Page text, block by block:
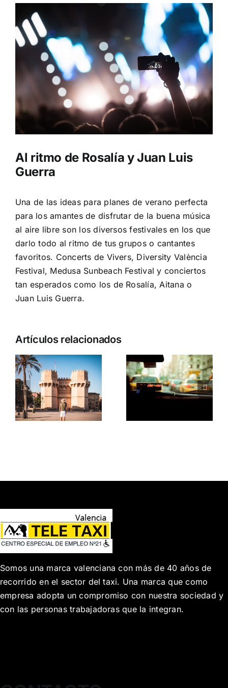
Al ritmo de Rosalía y Juan Luis
Guerra
Una de las ideas para planes de verano perfecta
para los amantes de disfrutar de la buena música
al aire libre son los diversos festivales en los que
darlo todo al ritmo de tus grupos o cantantes
favoritos. Concerts de Vivers, Diversity València
Festival, Medusa Sunbeach Festival y conciertos
tan esperados como los de Rosalía, Aitana o
Juan Luis Guerra.
Artículos relacionados
El origen
del
taxímetro
Prepara tu
mejor plan
de otoño
Somos una marca valenciana con más de 40 años de
recorrido en el sector del taxi. Una marca que como
empresa adopta un compromiso con nuestra sociedad y
con las personas trabajadoras que la integran.